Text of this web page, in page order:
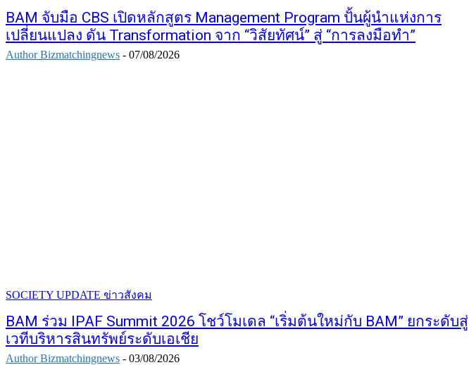
BAM จับมือ CBS เปิดหลักสูตร Management Program ปั้นผู้นำแห่งการ
เปลี่ยนแปลง ดัน Transformation จาก “วิสัยทัศน์” สู่ “การลงมือทำ”
Author Bizmatchingnews - 07/08/2026
SOCIETY UPDATE ข่าวสังคม
BAM ร่วม IPAF Summit 2026 โชว์โมเดล “เริ่มต้นใหม่กับ BAM” ยกระดับสู่
เวทีบริหารสินทรัพย์ระดับเอเชีย
Author Bizmatchingnews - 03/08/2026